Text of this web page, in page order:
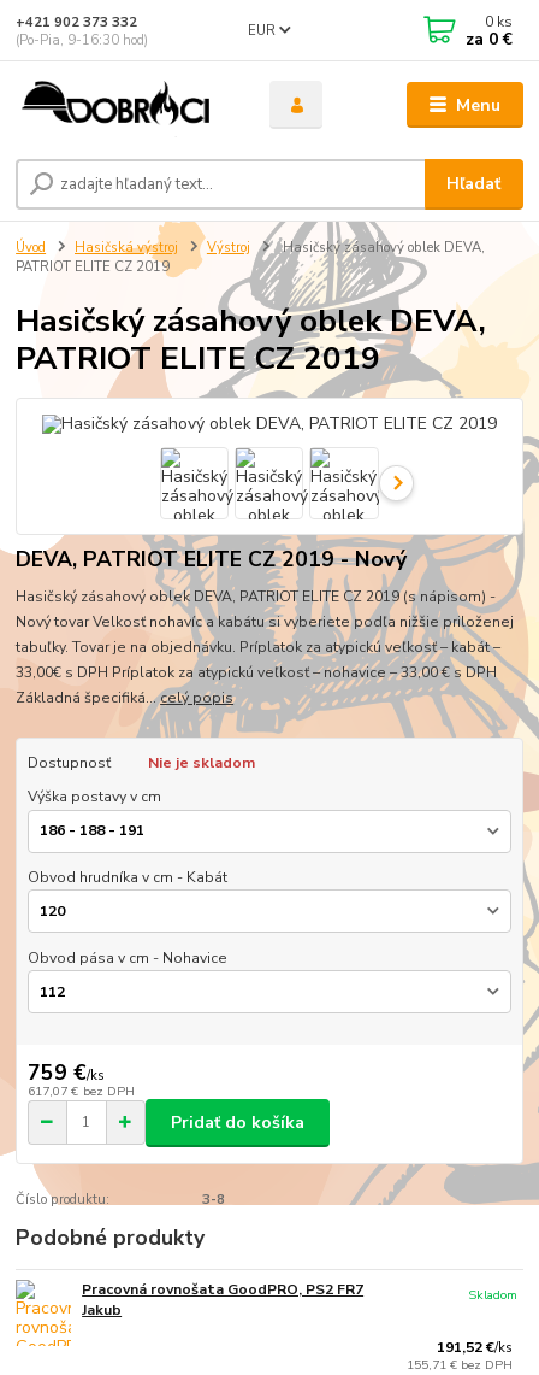
Menu
EUR
Hľadať
+421 902 373 332
(Po-Pia, 9-16:30 hod)
0 ks
za 0 €
Úvod Hasičská výstroj Výstroj
Hasičský zásahový oblek DEVA,
PATRIOT ELITE CZ 2019
Hasičský zásahový oblek DEVA,
PATRIOT ELITE CZ 2019
DEVA, PATRIOT ELITE CZ 2019 - Nový
Hasičský zásahový oblek DEVA, PATRIOT ELITE CZ 2019 (s nápisom) -
Nový tovar Velkosť nohavíc a kabátu si vyberiete podľa nižšie priloženej
tabuľky. Tovar je na objednávku. Príplatok za atypickú veľkosť – kabát –
33,00€ s DPH Príplatok za atypickú veľkosť – nohavice – 33,00 € s DPH
Základná špecifiká...celý popis
Dostupnosť
Nie je skladom
Výška postavy v cm
Obvod hrudníka v cm - Kabát
Obvod pása v cm - Nohavice
759 €/ks
617,07 € bez DPH
Pridať do košíka
Číslo produktu: 3-8
Podobné produkty
Pracovná rovnošata GoodPRO, PS2 FR7
Jakub
191,52 €/ks
155,71 € bez DPH
Skladom